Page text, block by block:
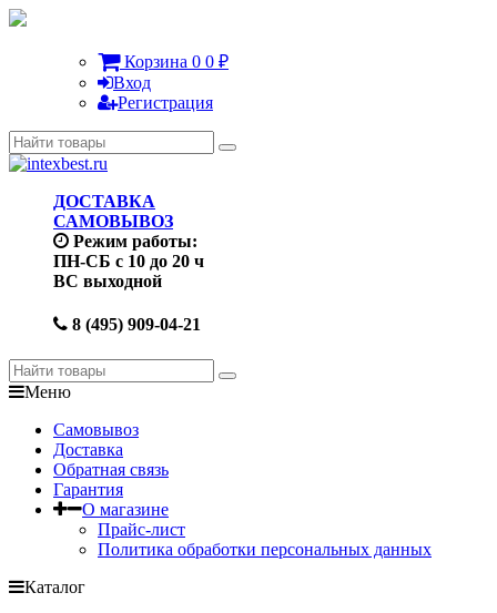
Корзина 0 0 ₽
Вход
Регистрация
ДОСТАВКА
САМОВЫВОЗ
Режим работы:
ПН-СБ с 10 до 20 ч
ВС выходной
8 (495) 909-04-21
Меню
Самовывоз
Доставка
Обратная связь
Гарантия
О магазине
Прайс-лист
Политика обработки персональных данных
Каталог